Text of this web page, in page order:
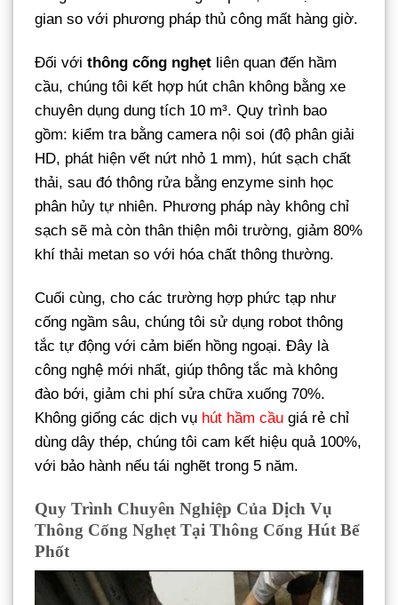
gian so với phương pháp thủ công mất hàng giờ.
Đối với thông cống nghẹt liên quan đến hầm
cầu, chúng tôi kết hợp hút chân không bằng xe
chuyên dụng dung tích 10 m³. Quy trình bao
gồm: kiểm tra bằng camera nội soi (độ phân giải
HD, phát hiện vết nứt nhỏ 1 mm), hút sạch chất
thải, sau đó thông rửa bằng enzyme sinh học
phân hủy tự nhiên. Phương pháp này không chỉ
sạch sẽ mà còn thân thiện môi trường, giảm 80%
khí thải metan so với hóa chất thông thường.
Cuối cùng, cho các trường hợp phức tạp như
cống ngầm sâu, chúng tôi sử dụng robot thông
tắc tự động với cảm biến hồng ngoại. Đây là
công nghệ mới nhất, giúp thông tắc mà không
đào bới, giảm chi phí sửa chữa xuống 70%.
Không giống các dịch vụ hút hầm cầu giá rẻ chỉ
dùng dây thép, chúng tôi cam kết hiệu quả 100%,
với bảo hành nếu tái nghẽt trong 5 năm.
Quy Trình Chuyên Nghiệp Của Dịch Vụ
Thông Cống Nghẹt Tại Thông Cống Hút Bể
Phốt